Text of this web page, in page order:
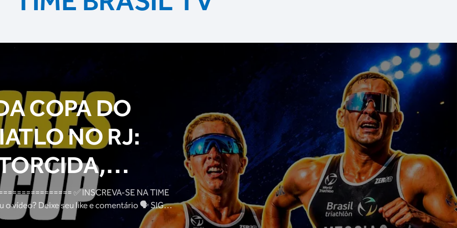
COPA DO
NO RJ:
E
✅ INSCREVA-SE NA TIME